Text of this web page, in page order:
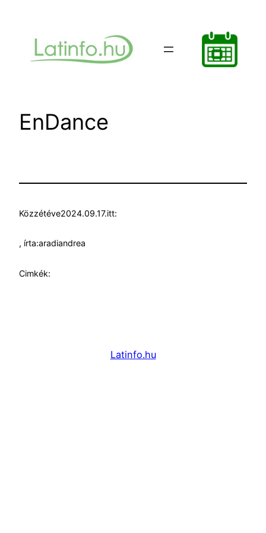
tartalomhoz
EnDance
Közzétéve2024.09.17.itt:
, írta:aradiandrea
Cimkék:
Latinfo.hu